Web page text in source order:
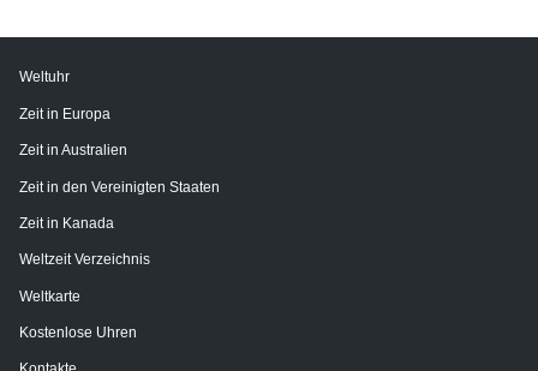
Weltuhr
Zeit in Europa
Zeit in Australien
Zeit in den Vereinigten Staaten
Zeit in Kanada
Weltzeit Verzeichnis
Weltkarte
Kostenlose Uhren